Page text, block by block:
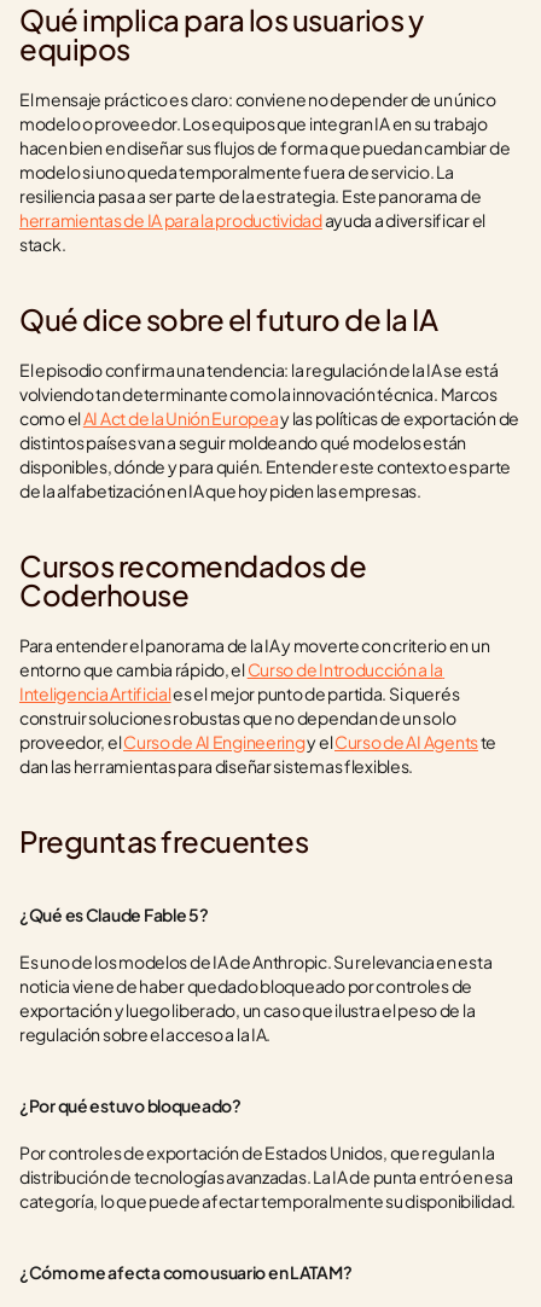
Qué implica para los usuarios y
equipos
El mensaje práctico es claro: conviene no depender de un único
modelo o proveedor. Los equipos que integran IA en su trabajo
hacen bien en diseñar sus flujos de forma que puedan cambiar de
modelo si uno queda temporalmente fuera de servicio. La
herramientas de IA para la productividad ayuda a diversificar el
stack.
Qué dice sobre el futuro de la IA
El episodio confirma una tendencia: la regulación de la IA se está
volviendo tan determinante como la innovación técnica. Marcos
como el AI Act de la Unión Europea y las políticas de exportación de
distintos países van a seguir moldeando qué modelos están
disponibles, dónde y para quién. Entender este contexto es parte
de la alfabetización en IA que hoy piden las empresas.
Cursos recomendados de
Coderhouse
Para entender el panorama de la IA y moverte con criterio en un
entorno que cambia rápido, el Curso de Introducción a la
Inteligencia Artificial es el mejor punto de partida. Si querés
construir soluciones robustas que no dependan de un solo
proveedor, el Curso de AI Engineering y el Curso de AI Agents te
dan las herramientas para diseñar sistemas flexibles.
Preguntas frecuentes
¿Qué es Claude Fable 5?
Es uno de los modelos de IA de Anthropic. Su relevancia en esta
noticia viene de haber quedado bloqueado por controles de
exportación y luego liberado, un caso que ilustra el peso de la
regulación sobre el acceso a la IA.
¿Por qué estuvo bloqueado?
Por controles de exportación de Estados Unidos, que regulan la
distribución de tecnologías avanzadas. La IA de punta entró en esa
categoría, lo que puede afectar temporalmente su disponibilidad.
¿Cómo me afecta como usuario en LATAM?